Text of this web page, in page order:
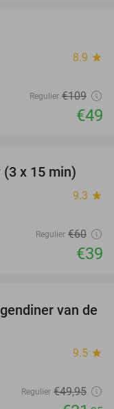
8.9 star
Regulier €109
€49
35%
x 15 min)
9.3 star
Regulier €60
€39
36%
van de
9.5 star
Regulier €49,95